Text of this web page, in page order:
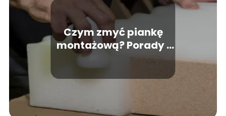
Czym zmyć piankę
montażową? Porady i
sposoby